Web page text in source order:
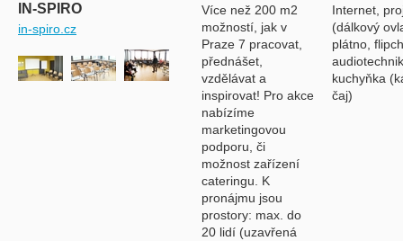
IN-SPIRO
in-spiro.cz
Více než 200 m2
možností, jak v
Praze 7 pracovat,
přednášet,
vzdělávat a
inspirovat! Pro akce
nabízíme
marketingovou
podporu, či
možnost zařízení
cateringu. K
pronájmu jsou
prostory: max. do
20 lidí (uzavřená
Internet,
(dálkový
plátno,
kuchyňka
čaj)